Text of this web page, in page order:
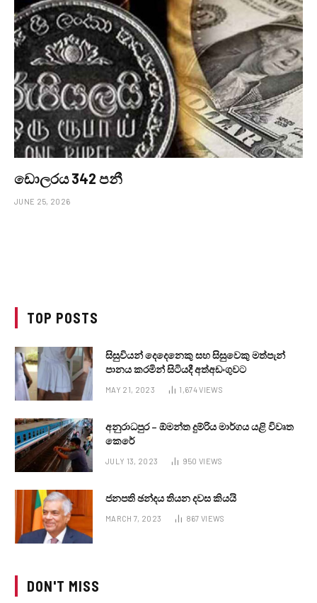
ඩොලරය 342 පනී
JUNE 25, 2026
TOP POSTS
සිසුවියන් දෙදෙනෙකු සහ සිසුවෙකු මත්පැන්
පානය කරමින් සිටියදී අත්අඩංගුවට
MAY 21, 2023 1,674VIEWS
අනුරාධපුර – ඕමන්ත දුම්රිය මාර්ගය යළි විවෘත
කෙරේ
JULY 13, 2023 950 VIEWS
ජනපති ඡන්දය තියන දවස කියයි
MARCH 7, 2023 867 VIEWS
DON'T MISS